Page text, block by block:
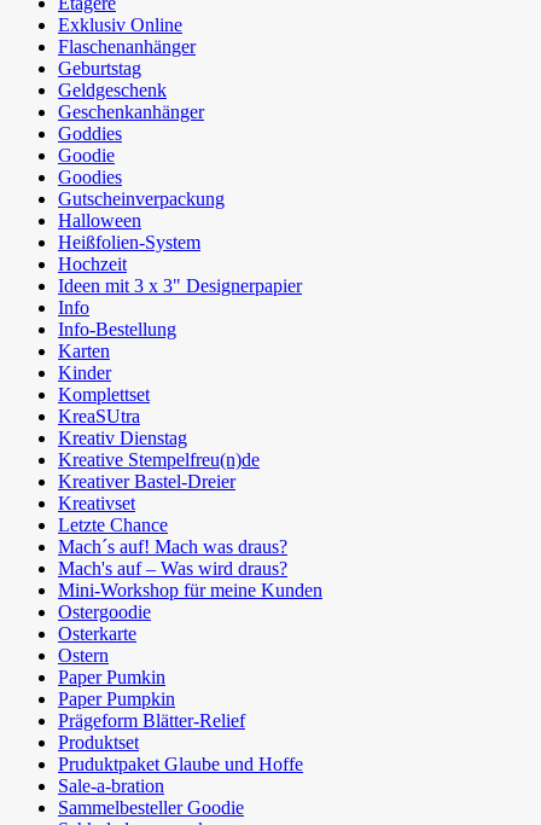
Exklusiv Online
Flaschenanhänger
Geburtstag
Geldgeschenk
Geschenkanhänger
Goddies
Goodie
Goodies
Gutscheinverpackung
Halloween
Heißfolien-System
Hochzeit
Ideen mit 3 x 3" Designerpapier
Info
Info-Bestellung
Karten
Kinder
Komplettset
KreaSUtra
Kreativ Dienstag
Kreative Stempelfreu(n)de
Kreativer Bastel-Dreier
Kreativset
Letzte Chance
Mach´s auf! Mach was draus?
Mach's auf – Was wird draus?
Mini-Workshop für meine Kunden
Ostergoodie
Osterkarte
Ostern
Paper Pumkin
Paper Pumpkin
Prägeform Blätter-Relief
Produktset
Pruduktpaket Glaube und Hoffe
Sale-a-bration
Sammelbesteller Goodie